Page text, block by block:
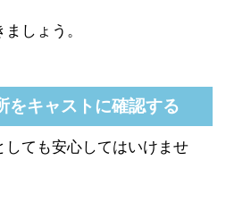
しょう。
をキャストに確認する
しても安心してはいけませ